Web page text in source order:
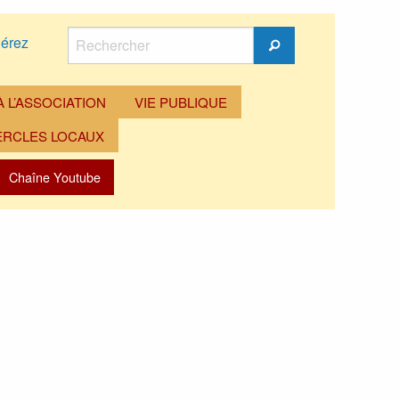
Rechercher
Rechercher
VIE PUBLIQUE
LOCAUX
Chaîne Youtube